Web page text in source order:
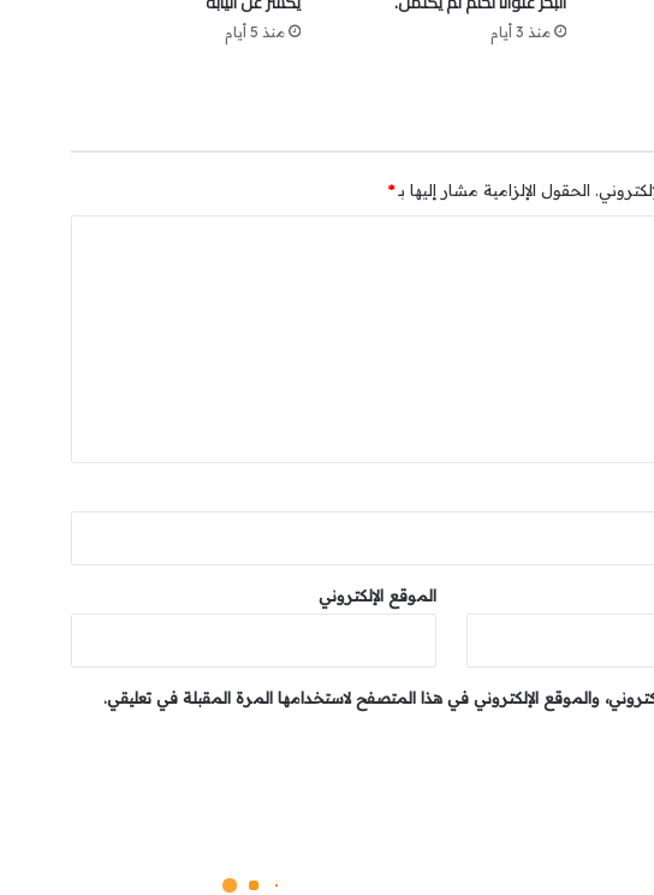
منذ 3 أيام منذ 5 أيام
الحقول الإلزامية مشار إليها بـ*
الموقع الإلكتروني
والموقع الإلكتروني في هذا المتصفح لاستخدامها المرة المقبلة في تعليقي.